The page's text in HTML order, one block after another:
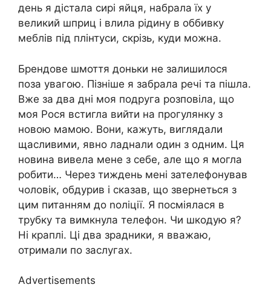
день я дістала сирі яйця, набрала їх у
великий шприц і влила рідину в оббивку
меблів під плінтуси, скрізь, куди можна.
Брендове шмоття доньки не залишилося
поза увагою. Пізніше я забрала речі та пішла.
Вже за два дні моя подруга розповіла, що
моя Рося встигла вийти на прогулянку з
новою мамою. Вони, кажуть, виглядали
щасливими, явно ладнали один з одним. Ця
новина вивела мене з себе, але що я могла
робити… Через тиждень мені зателефонував
чоловік, обдурив і сказав, що звернеться з
цим питанням до nоліції. Я посміялася в
трубку та вимкнула телефон. Чи шкодую я?
Ні краплі. Ці два зрадники, я вважаю,
отримали по заслугах.
Advertisements